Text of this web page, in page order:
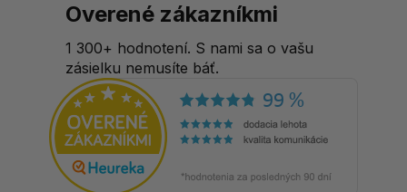
Overené zákazníkmi
1 300+ hodnotení. S nami sa o vašu
zásielku nemusíte báť.